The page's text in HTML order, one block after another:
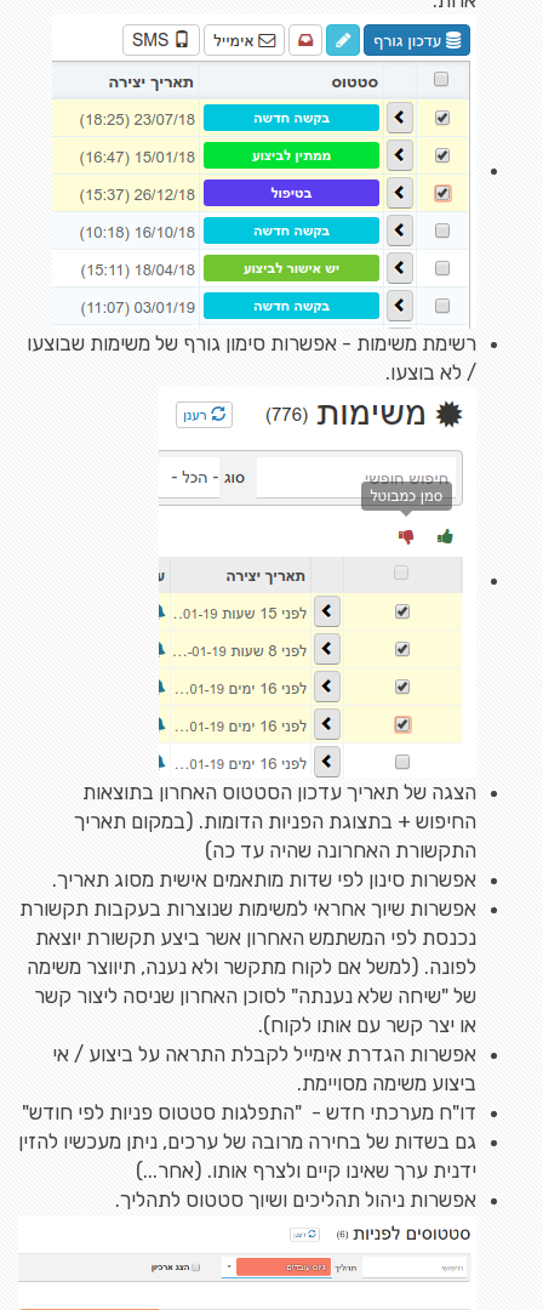
רשימת משימות - אפשרות סימון גורף של משימות שבוצעו
/ לא בוצעו.
הצגה של תאריך עדכון הסטטוס האחרון בתוצאות
החיפוש + בתצוגת הפניות הדומות. (במקום תאריך
התקשורת האחרונה שהיה עד כה)
אפשרות סינון לפי שדות מותאמים אישית מסוג תאריך.
אפשרות שיוך אחראי למשימות שנוצרות בעקבות תקשורת
נכנסת לפי המשתמש האחרון אשר ביצע תקשורת יוצאת
לפונה. (למשל אם לקוח מתקשר ולא נענה, תיווצר משימה
של "שיחה שלא נענתה" לסוכן האחרון שניסה ליצור קשר
או יצר קשר עם אותו לקוח).
אפשרות הגדרת אימייל לקבלת התראה על ביצוע / אי
ביצוע משימה מסויימת.
דו"ח מערכתי חדש - "התפלגות סטטוס פניות לפי חודש"
גם בשדות של בחירה מרובה של ערכים, ניתן מעכשיו להזין
ידנית ערך שאינו קיים ולצרף אותו. (אחר...)
אפשרות ניהול תהליכים ושיוך סטטוס לתהליך.